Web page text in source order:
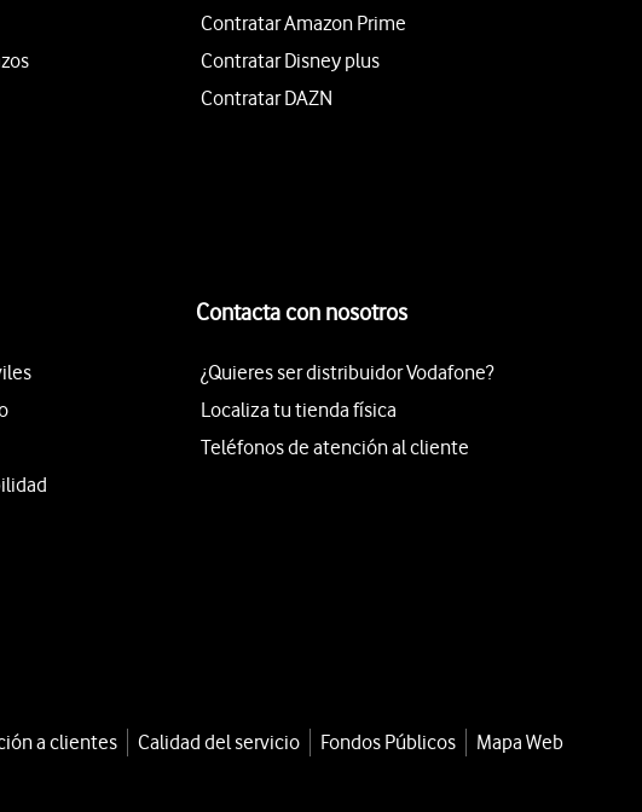
Contratar Amazon Prime
Contratar Disney plus
Contratar DAZN
Contacta con nosotros
¿Quieres ser distribuidor Vodafone?
Localiza tu tienda física
Teléfonos de atención al cliente
a clientes Calidad del servicio Fondos Públicos
Mapa Web